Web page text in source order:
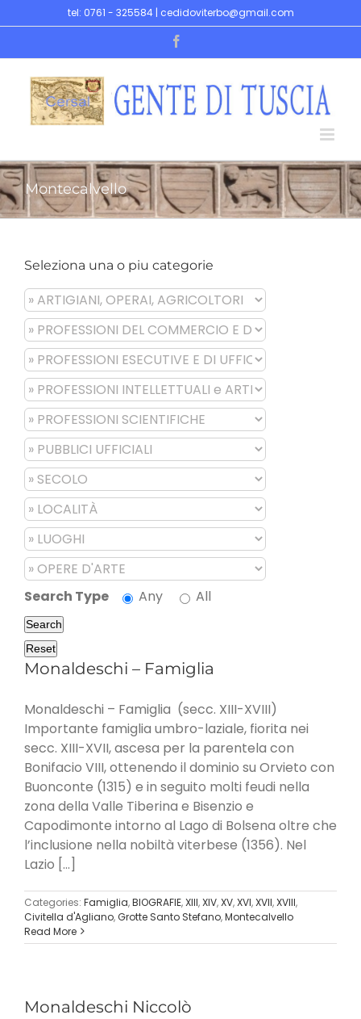
to
tel: 0761 - 325584 | cedidoviterbo@gmail.com
Montecalvello
Seleziona una o piu categorie
Search Type Any All
Search
Reset
Monaldeschi – Famiglia
Monaldeschi – Famiglia (secc. XIII-XVIII)
Importante famiglia umbro­-laziale, fiorita nei
secc. XIII-XVII, ascesa per la pa­rentela con
Bonifacio VIII, ottenendo il dominio su Orvieto con
Buonconte (1315) e in seguito molti feudi nella
zona della Valle Tiberina e Bisenzio e
Capodimonte intorno al Lago di Bolsena oltre che
l’inclusione nella nobiltà vi­terbese (1356). Nel
Lazio [...]
Categories: Famiglia,BIOGRAFIE,XIII,XIV,XV,XVI,XVII,XVIII,
Civitella d'Agliano,Grotte Santo Stefano,Montecalvello
Read More
Monaldeschi Niccolò